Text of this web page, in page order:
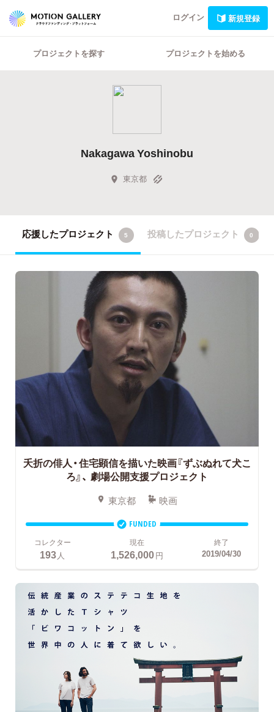
ログイン 新規登録
プロジェクトを探す プロジェクトを始める
Nakagawa Yoshinobu
東京都
応援したプロジェクト 5 投稿したプロジェクト 0
夭折の俳人・住宅顕信を描いた映画『ずぶぬれて犬こ
ろ』、 劇場公開支援プロジェクト
東京都 映画
FUNDED
コレクター
193 人
現在
1,526,000円
終了
2019/04/30